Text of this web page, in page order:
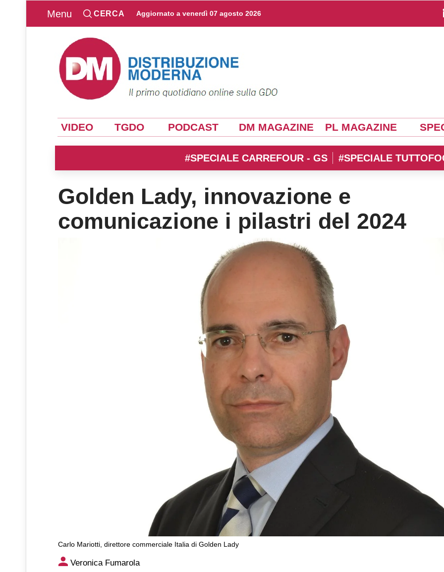
Menu CERCA Aggiornato a venerdì 07 agosto 2026
VIDEO TGDO PODCAST DM MAGAZINE PL MAGAZINE
#SPECIALE CARREFOUR - GS #SPECIALE
Golden Lady, innovazione e
comunicazione i pilastri del 2024
Carlo Mariotti, direttore commerciale Italia di Golden Lady
Golden Lady, innovazione e comunicazione i pilastri del 2024
Veronica Fumarola